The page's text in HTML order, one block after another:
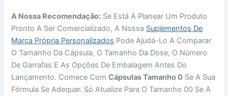
A Nossa Recomendação: Se Está A Planear Um Produto
Pronto A Ser Comercializado, A Nossa Suplementos De
Marca Própria Personalizados Pode Ajudá-Lo A Comparar
O Tamanho Da Cápsula, O Tamanho Da Dose, O Número
De Garrafas E As Opções De Embalagem Antes Do
Lançamento. Comece ComCápsulas Tamanho 0 Se A Sua
Fórmula Se Adequar. Só Atualize Para O Tamanho 00 Se A